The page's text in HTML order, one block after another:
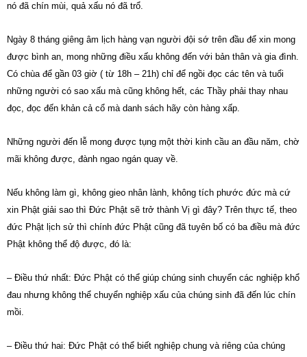
nó đã chín mùi, quả xấu nó đã trổ.
Ngày 8 tháng giêng âm lịch hàng vạn người đội sớ trên đầu để xin mong
được bình an, mong những điều xấu không đến với bản thân và gia đình.
Có chùa để gần 03 giờ ( từ 18h – 21h) chỉ để ngồi đọc các tên và tuổi
những người có sao xấu mà cũng không hết, các Thầy phải thay nhau
đọc, đọc đến khản cả cổ mà danh sách hãy còn hàng xấp.
Những người đến lễ mong được tụng một thời kinh cầu an đầu năm, chờ
mãi không được, đành ngao ngán quay về.
Nếu không làm gì, không gieo nhân lành, không tích phước đức mà cứ
xin Phật giải sao thì Đức Phật sẽ trở thành Vị gì đây? Trên thực tế, theo
đức Phật lịch sử thì chính đức Phật cũng đã tuyên bố có ba điều mà đức
Phật không thể độ được, đó là:
– Điều thứ nhất: Đức Phật có thể giúp chúng sinh chuyển các nghiệp khổ
đau nhưng không thể chuyển nghiệp xấu của chúng sinh đã đến lúc chín
mồi.
– Điều thứ hai: Đức Phật có thể biết nghiệp chung và riêng của chúng